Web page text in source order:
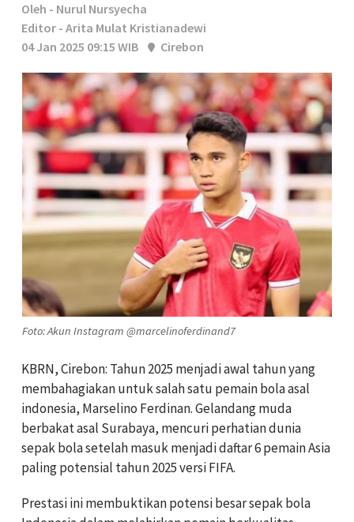
Oleh - Nurul Nursyecha
Editor - Arita Mulat Kristianadewi
04 Jan 2025 09:15 WIB
Cirebon
Foto: Akun Instagram @marcelinoferdinand7
KBRN, Cirebon: Tahun 2025 menjadi awal tahun yang
membahagiakan untuk salah satu pemain bola asal
indonesia, Marselino Ferdinan. Gelandang muda
berbakat asal Surabaya, mencuri perhatian dunia
sepak bola setelah masuk menjadi daftar 6 pemain Asia
paling potensial tahun 2025 versi FIFA.
Prestasi ini membuktikan potensi besar sepak bola